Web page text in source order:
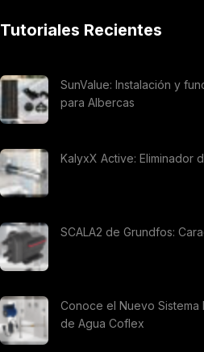
Tutoriales Recientes
SunValue: Instalación y
para Albercas
KalyxX Active: Eliminador
SCALA2 de Grundfos:
Conoce el Nuevo
de Agua Coflex